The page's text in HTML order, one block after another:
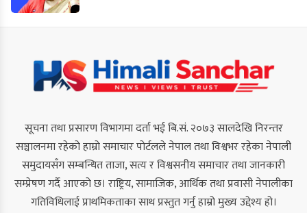
सूचना तथा प्रसारण विभागमा दर्ता भई बि.सं. २०७३ सालदेखि निरन्तर
सञ्चालनमा रहेको हाम्रो समाचार पोर्टलले नेपाल तथा विश्वभर रहेका नेपाली
समुदायसँग सम्बन्धित ताजा, सत्य र विश्वसनीय समाचार तथा जानकारी
सम्प्रेषण गर्दै आएको छ। राष्ट्रिय, सामाजिक, आर्थिक तथा प्रवासी नेपालीका
गतिविधिलाई प्राथमिकताका साथ प्रस्तुत गर्नु हाम्रो मुख्य उद्देश्य हो।